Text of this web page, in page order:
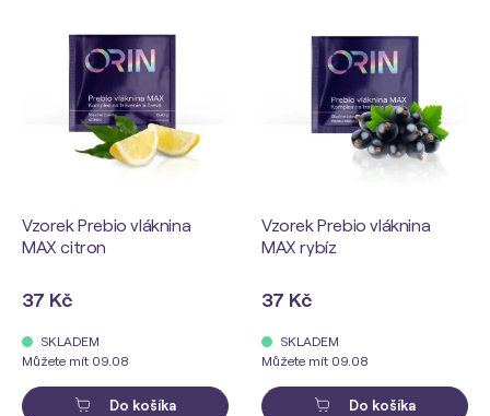
Vzorek Prebio vláknina
MAX citron
37 Kč
SKLADEM
Můžete mít 09.08
Do košíka
Vzorek Prebio vláknina
MAX rybíz
37 Kč
SKLADEM
Můžete mít 09.08
Do košíka